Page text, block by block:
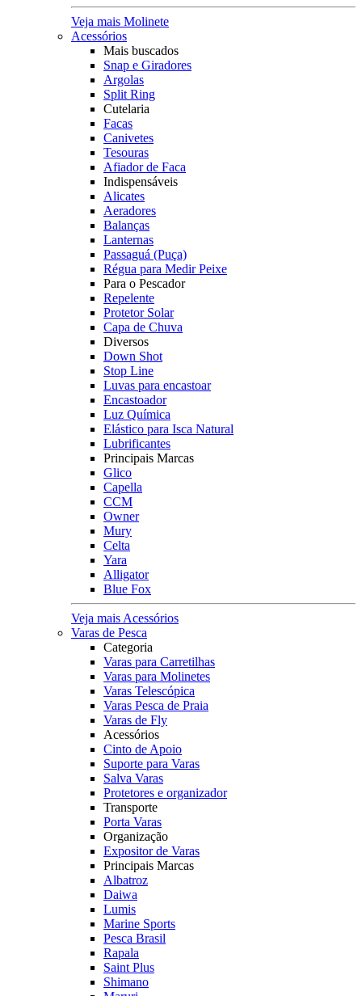
Veja mais Molinete
Acessórios
Mais buscados
Snap e Giradores
Argolas
Split Ring
Cutelaria
Facas
Canivetes
Tesouras
Afiador de Faca
Indispensáveis
Alicates
Aeradores
Balanças
Lanternas
Passaguá (Puça)
Régua para Medir Peixe
Para o Pescador
Repelente
Protetor Solar
Capa de Chuva
Diversos
Down Shot
Stop Line
Luvas para encastoar
Encastoador
Luz Química
Elástico para Isca Natural
Lubrificantes
Principais Marcas
Glico
Capella
CCM
Owner
Mury
Celta
Yara
Alligator
Blue Fox
Veja mais Acessórios
Varas de Pesca
Categoria
Varas para Carretilhas
Varas para Molinetes
Varas Telescópica
Varas Pesca de Praia
Varas de Fly
Acessórios
Cinto de Apoio
Suporte para Varas
Salva Varas
Protetores e organizador
Transporte
Porta Varas
Organização
Expositor de Varas
Principais Marcas
Albatroz
Daiwa
Lumis
Marine Sports
Pesca Brasil
Rapala
Saint Plus
Shimano